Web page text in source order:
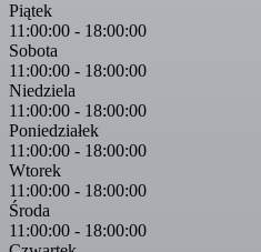
Piątek
11:00:00 - 18:00:00
Sobota
11:00:00 - 18:00:00
Niedziela
11:00:00 - 18:00:00
Poniedziałek
11:00:00 - 18:00:00
Wtorek
11:00:00 - 18:00:00
Środa
11:00:00 - 18:00:00